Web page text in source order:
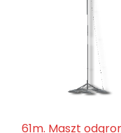
61m. Maszt